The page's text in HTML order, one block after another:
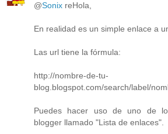
@Sonix reHola,
En realidad es un simple enlace a
Las url tiene la fórmula:
http://nombre-de-tu-
blog.blogspot.com/search/label/
Puedes hacer uso de uno de
blogger llamado "Lista de enlaces".